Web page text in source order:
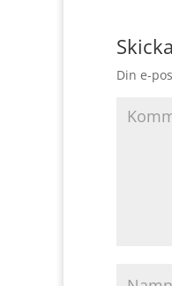
Din e-